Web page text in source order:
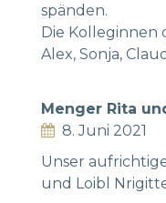
spänden.
Die Kolleginnen
Alex, Sonja,
Menger Rita
8. Juni 2021
Unser
und Loibl